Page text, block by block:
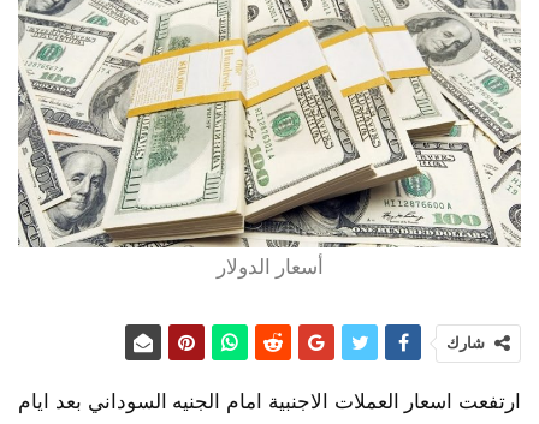
أسعار الدولار
شارك
ارتفعت اسعار العملات الاجنبية امام الجنيه السوداني بعد ايام